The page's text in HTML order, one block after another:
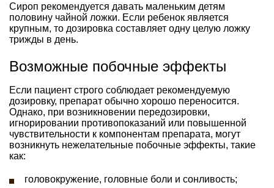
Сироп рекомендуется давать маленьким детям
половину чайной ложки. Если ребенок является
крупным, то дозировка составляет одну целую ложку
трижды в день.
Возможные побочные эффекты
Если пациент строго соблюдает рекомендуемую
дозировку, препарат обычно хорошо переносится.
Однако, при возникновении передозировки,
игнорировании противопоказаний или повышенной
чувствительности к компонентам препарата, могут
возникнуть нежелательные побочные эффекты, такие
как:
головокружение, головные боли и сонливость;